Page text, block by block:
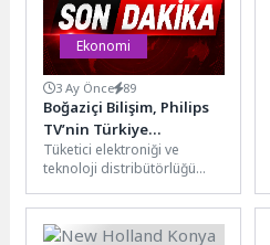
Ekonomi
3 Ay Önce 89
Boğaziçi Bilişim, Philips
TV’nin Türkiye
Yolculuğunda Daha
Güçlü Rol Üstleniyor
Tüketici elektroniği ve
teknoloji distribütörlüğü
Boğaziçi Bilişim ve Dağıtım
A.Ş., TP Vision...